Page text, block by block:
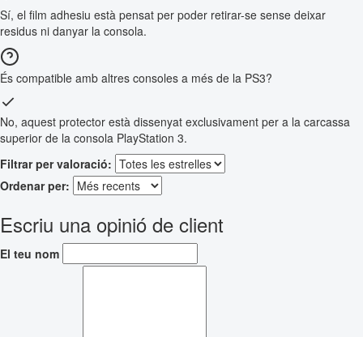
Sí, el film adhesiu està pensat per poder retirar-se sense deixar
residus ni danyar la consola.
És compatible amb altres consoles a més de la PS3?
No, aquest protector està dissenyat exclusivament per a la carcassa
superior de la consola PlayStation 3.
Filtrar per valoració:
Ordenar per:
Escriu una opinió de client
El teu nom